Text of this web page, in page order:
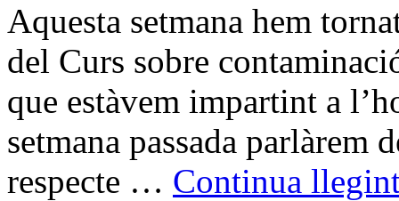
Aquesta setmana hem
del Curs sobre
que estàvem impartint a
setmana passada parlàrem
respecte … Continua